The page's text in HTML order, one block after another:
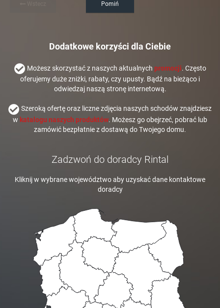
Pomiń
Dodatkowe korzyści dla Ciebie
Możesz skorzystać z naszych aktualnych promocji. Często
oferujemy duże zniżki, rabaty, czy upusty. Bądź na bieżąco i
odwiedzaj naszą stronę internetową.
Szeroką ofertę oraz liczne zdjęcia naszych schodów znajdziesz
w katalogu naszych produktów. Możesz go obejrzeć, pobrać lub
zamówić bezpłatnie z dostawą do Twojego domu.
Zadzwoń do doradcy Rintal
Kliknij w wybrane województwo aby uzyskać dane kontaktowe
doradcy